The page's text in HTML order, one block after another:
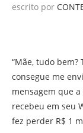
escrito por
“Mãe, tudo
consegue me
mensagem que
recebeu em seu
fez perder R$ 1